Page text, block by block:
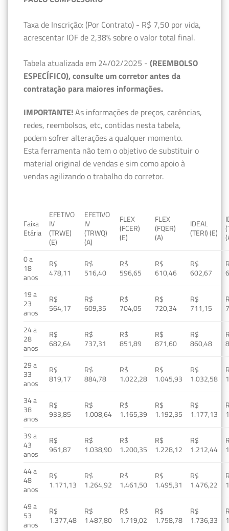
Taxa de Inscrição: (Por Contrato) - R$ 7,50 por vida,
acrescentar IOF de 2,38% sobre o valor total final.
Tabela atualizada em 24/02/2025 - (REEMBOLSO
ESPECÍFICO), consulte um corretor antes da
contratação para maiores informações.
IMPORTANTE!As informações de preços, carências,
redes, reembolsos, etc, contidas nesta tabela,
podem sofrer alterações a qualquer momento.
Esta ferramenta não tem o objetivo de substituir o
material original de vendas e sim como apoio à
vendas agilizando o trabalho do corretor.
Faixa
Etária
EFETIVO
IV
(TRWE)
(E)
EFETIVO
IV
(TRWQ)
(A)
FLEX
(FCER)
(E)
FLEX
(FQER)
(A)
IDEAL
(TERI) (E)
0 a
18
anos
R$
478,11
R$
516,40
R$
596,65
R$
610,46
R$
602,67
19 a
23
anos
R$
564,17
R$
609,35
R$
704,05
R$
720,34
R$
711,15
24 a
28
anos
R$
682,64
R$
737,31
R$
851,89
R$
871,60
R$
860,48
29 a
33
anos
R$
819,17
R$
884,78
R$
1.022,28
R$
1.045,93
R$
1.032,58
34 a
38
anos
R$
933,85
R$
1.008,64
R$
1.165,39
R$
1.192,35
R$
1.177,13
39 a
43
anos
R$
961,87
R$
1.038,90
R$
1.200,35
R$
1.228,12
R$
1.212,44
44 a
48
anos
R$
1.171,13
R$
1.264,92
R$
1.461,50
R$
1.495,31
R$
1.476,22
49 a
53
anos
R$
1.377,48
R$
1.487,80
R$
1.719,02
R$
1.758,78
R$
1.736,33